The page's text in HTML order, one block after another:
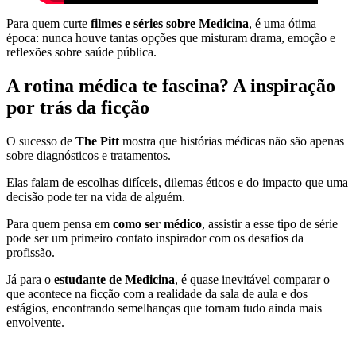
Para quem curte filmes e séries sobre Medicina, é uma ótima
época: nunca houve tantas opções que misturam drama, emoção e
reflexões sobre saúde pública.
A rotina médica te fascina? A inspiração
por trás da ficção
O sucesso de The Pitt mostra que histórias médicas não são apenas
sobre diagnósticos e tratamentos.
Elas falam de escolhas difíceis, dilemas éticos e do impacto que uma
decisão pode ter na vida de alguém.
Para quem pensa em como ser médico, assistir a esse tipo de série
pode ser um primeiro contato inspirador com os desafios da
profissão.
Já para o estudante de Medicina, é quase inevitável comparar o
que acontece na ficção com a realidade da sala de aula e dos
estágios, encontrando semelhanças que tornam tudo ainda mais
envolvente.